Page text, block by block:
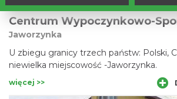
Jaworzynka
U zbiegu granicy trzech państw: Polski,
niewielka miejscowość -Jaworzynka.
więcej >>